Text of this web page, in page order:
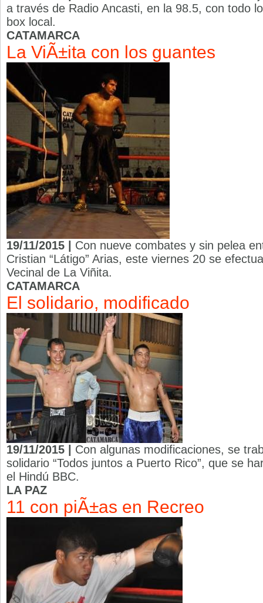
a través de Radio Ancasti, en la 98.5, con todo
box local.
CATAMARCA
La ViÃ±ita con los guantes
19/11/2015 | Con nueve combates y sin pelea
Cristian “Látigo” Arias, este viernes 20 se
Vecinal de La Viñita.
CATAMARCA
El solidario, modificado
19/11/2015 | Con algunas modificaciones, se
solidario “Todos juntos a Puerto Rico”, que se
el Hindú BBC.
LA PAZ
11 con piÃ±as en Recreo